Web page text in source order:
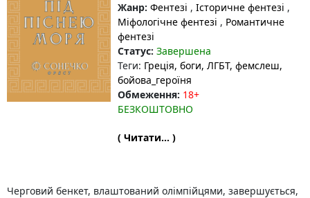
Жанр: Фентезі , Історичне фентезі ,
Міфологічне фентезі , Романтичне
фентезі
Статус: Завершена
Теги: Греція, боги, ЛГБТ, фемслеш,
бойова_героїня
Обмеження: 18+
БЕЗКОШТОВНО
( Читати... )
Черговий бенкет, влаштований олімпійцями, завершується,